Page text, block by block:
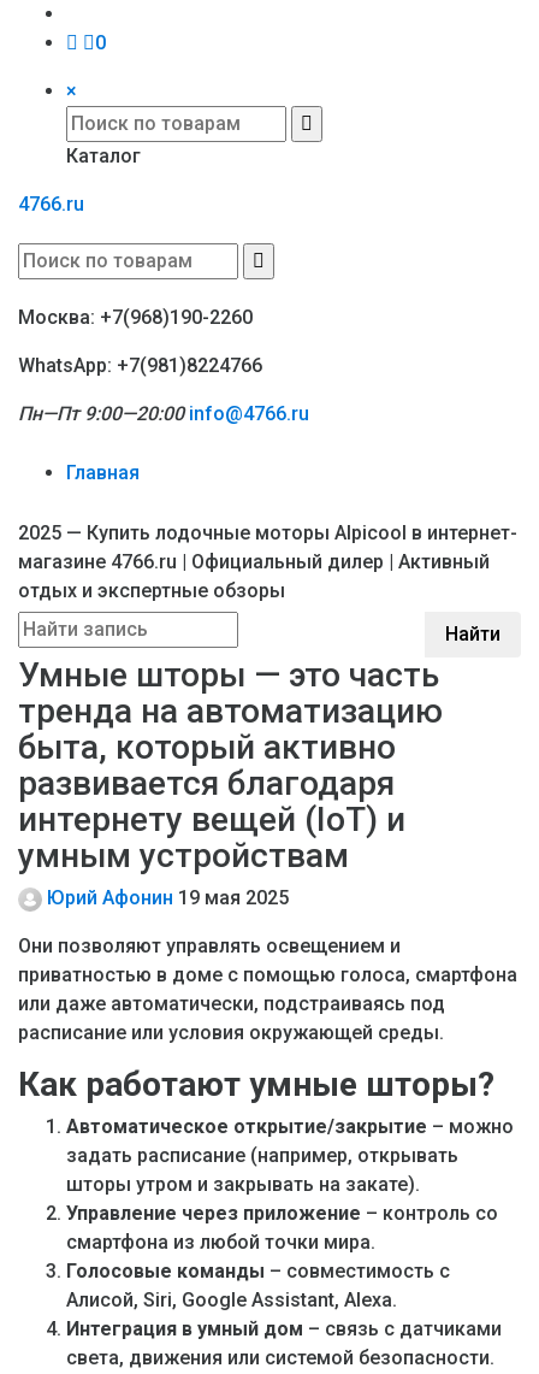
0
×
Каталог
4766.ru
Москва: +7(968)190-2260
WhatsApp: +7(981)8224766
Пн—Пт 9:00—20:00 info@4766.ru
Главная
2025 — Купить лодочные моторы Alpicool в интернет-
магазине 4766.ru | Официальный дилер | Активный
отдых и экспертные обзоры
Найти
Умные шторы — это часть
тренда на автоматизацию
быта, который активно
развивается благодаря
интернету вещей (IoT) и
умным устройствам
Юрий Афонин 19 мая 2025
Они позволяют управлять освещением и
приватностью в доме с помощью голоса, смартфона
или даже автоматически, подстраиваясь под
расписание или условия окружающей среды.
Как работают умные шторы?
Автоматическое открытие/закрытие – можно
задать расписание (например, открывать
шторы утром и закрывать на закате).
Управление через приложение – контроль со
смартфона из любой точки мира.
Голосовые команды – совместимость с
Алисой, Siri, Google Assistant, Alexa.
Интеграция в умный дом – связь с датчиками
света, движения или системой безопасности.